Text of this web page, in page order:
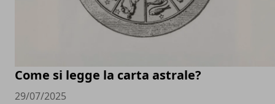
Come si legge la carta astrale?
29/07/2025